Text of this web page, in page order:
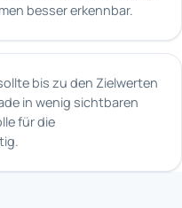
besser erkennbar.
bis zu den Zielwerten
in wenig sichtbaren
für die